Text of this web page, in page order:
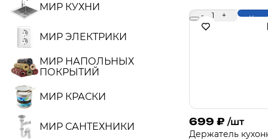
МИР КУХНИ
МИР ЭЛЕКТРИКИ
МИР НАПОЛЬНЫХ
ПОКРЫТИЙ
МИР КРАСКИ
МИР САНТЕХНИКИ
- 1 +
699 ₽ /шт
Держатель